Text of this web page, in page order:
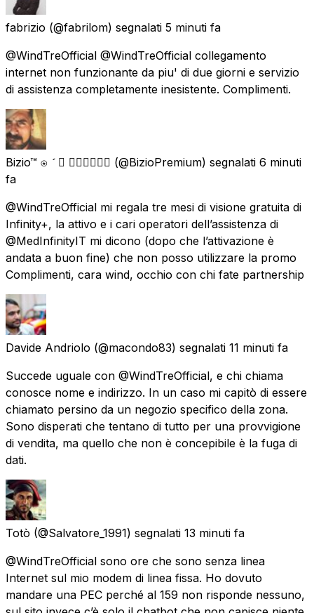
fabrizio (@fabrilom) segnalati 5 minuti fa
@WindTreOfficial @WindTreOfficial collegamento
internet non funzionante da piu' di due giorni e servizio
di assistenza completamente inesistente. Complimenti.
Bizio™ ‎⍟   🏳️‍🌈🇮🇹🇪🇸 (@BizioPremium) segnalati 6 minuti
fa
@WindTreOfficial mi regala tre mesi di visione gratuita di
Infinity+, la attivo e i cari operatori dell’assistenza di
@MedInfinityIT mi dicono (dopo che l’attivazione è
andata a buon fine) che non posso utilizzare la promo
Complimenti, cara wind, occhio con chi fate partnership
Davide Andriolo (@macondo83) segnalati 11 minuti fa
Succede uguale con @WindTreOfficial, e chi chiama
conosce nome e indirizzo. In un caso mi capitò di essere
chiamato persino da un negozio specifico della zona.
Sono disperati che tentano di tutto per una provvigione
di vendita, ma quello che non è concepibile è la fuga di
dati.
Totò (@Salvatore_1991) segnalati 13 minuti fa
@WindTreOfficial sono ore che sono senza linea
Internet sul mio modem di linea fissa. Ho dovuto
mandare una PEC perché al 159 non risponde nessuno,